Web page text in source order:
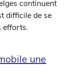
continuent
difficile de se
efforts.
une